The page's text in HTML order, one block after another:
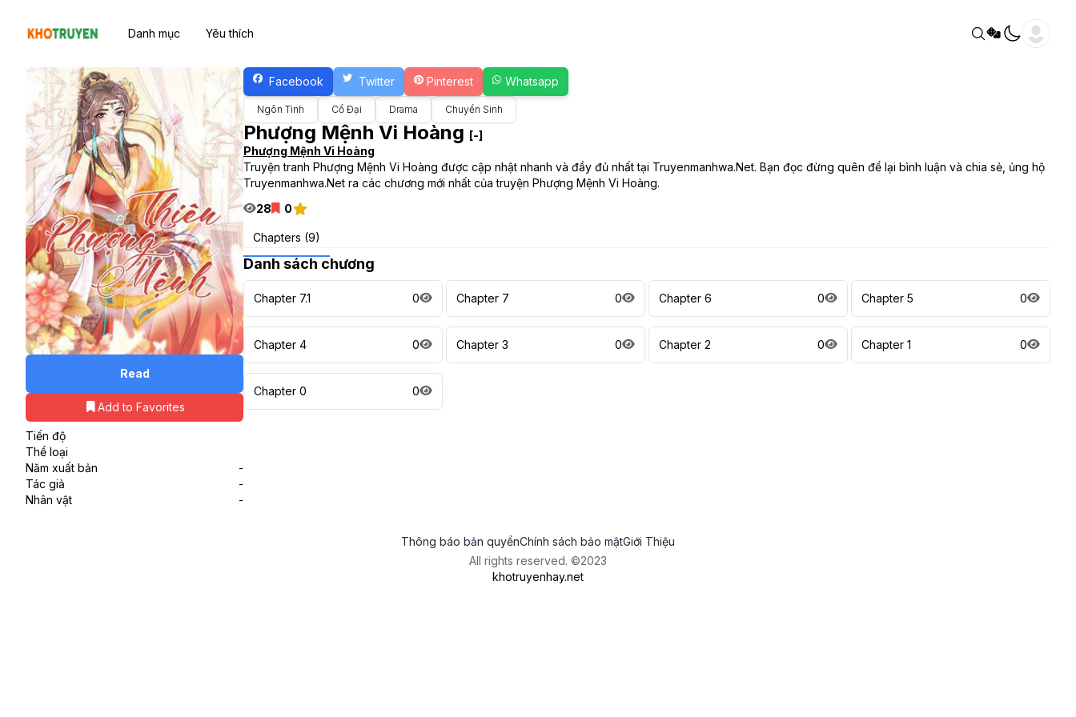
Danh mục Yêu thích
Read
Add to Favorites
Tiến độ
Thể loại
Năm xuất bản
-
Tác giả
-
Nhân vật
-
Facebook Twitter Pinterest Whatsapp
Ngôn Tình Cổ Đại Drama Chuyển Sinh
Phượng Mệnh Vi Hoàng [-]
Phượng Mệnh Vi Hoàng
Truyện tranh Phượng Mệnh Vi Hoàng được cập nhật nhanh và đầy đủ nhất tại Truyenmanhwa.Net. Bạn đọc đừng quên để lại bình luận và chia sẻ, ủng hộ
Truyenmanhwa.Net ra các chương mới nhất của truyện Phượng Mệnh Vi Hoàng.
28
0
Chapters (9)
Danh sách chương
Chapter 7.1 0 Chapter 7 0 Chapter 6 0 Chapter 5 0
Chapter 4 0 Chapter 3 0 Chapter 2 0 Chapter 1 0
Chapter 0 0
Thông báo bản quyềnChính sách bảo mậtGiới Thiệu
All rights reserved. ©2023
khotruyenhay.net